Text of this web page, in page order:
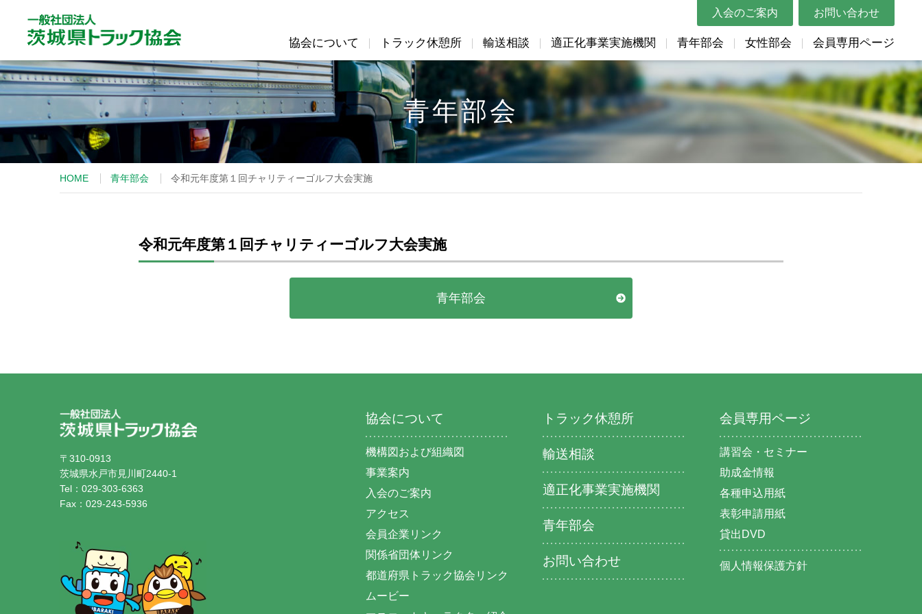
入会のご案内 お問い合わせ
協会について
協会について
機構図および組織図
事業案内
入会のご案内
会員企業リンク
関係省団体リンク
都道府県トラック協会リンク
マスコットキャラクター紹介
トラック休憩所 輸送相談 適正化事業実施機関
適正化事業実施機関
概要
帳票類
教育資料
Gマーク関連
Gマーク関連（表彰関係）
巡回指導結果の統計
青年部会 女性部会 会員専用ページ
会員専用ページ
講習会・セミナー
助成金情報
各種申込用紙
表彰申請用紙
貸出DVD
青年部会
HOME 青年部会 令和元年度第１回チャリティーゴルフ大会実施
令和元年度第１回チャリティーゴルフ大会実施
青年部会
協会について
機構図および組織図
事業案内
入会のご案内
アクセス
会員企業リンク
関係省団体リンク
都道府県トラック協会リンク
ムービー
トラック休憩所
輸送相談
適正化事業実施機関
青年部会
お問い合わせ
会員専用ページ
講習会・セミナー
助成金情報
各種申込用紙
表彰申請用紙
貸出DVD
個人情報保護方針
〒310-0913
茨城県水戸市見川町2440-1
Tel：029-303-6363
Fax：029-243-5936